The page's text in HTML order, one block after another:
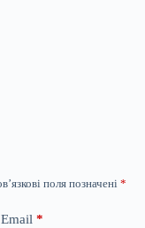
поля позначені *
Email *